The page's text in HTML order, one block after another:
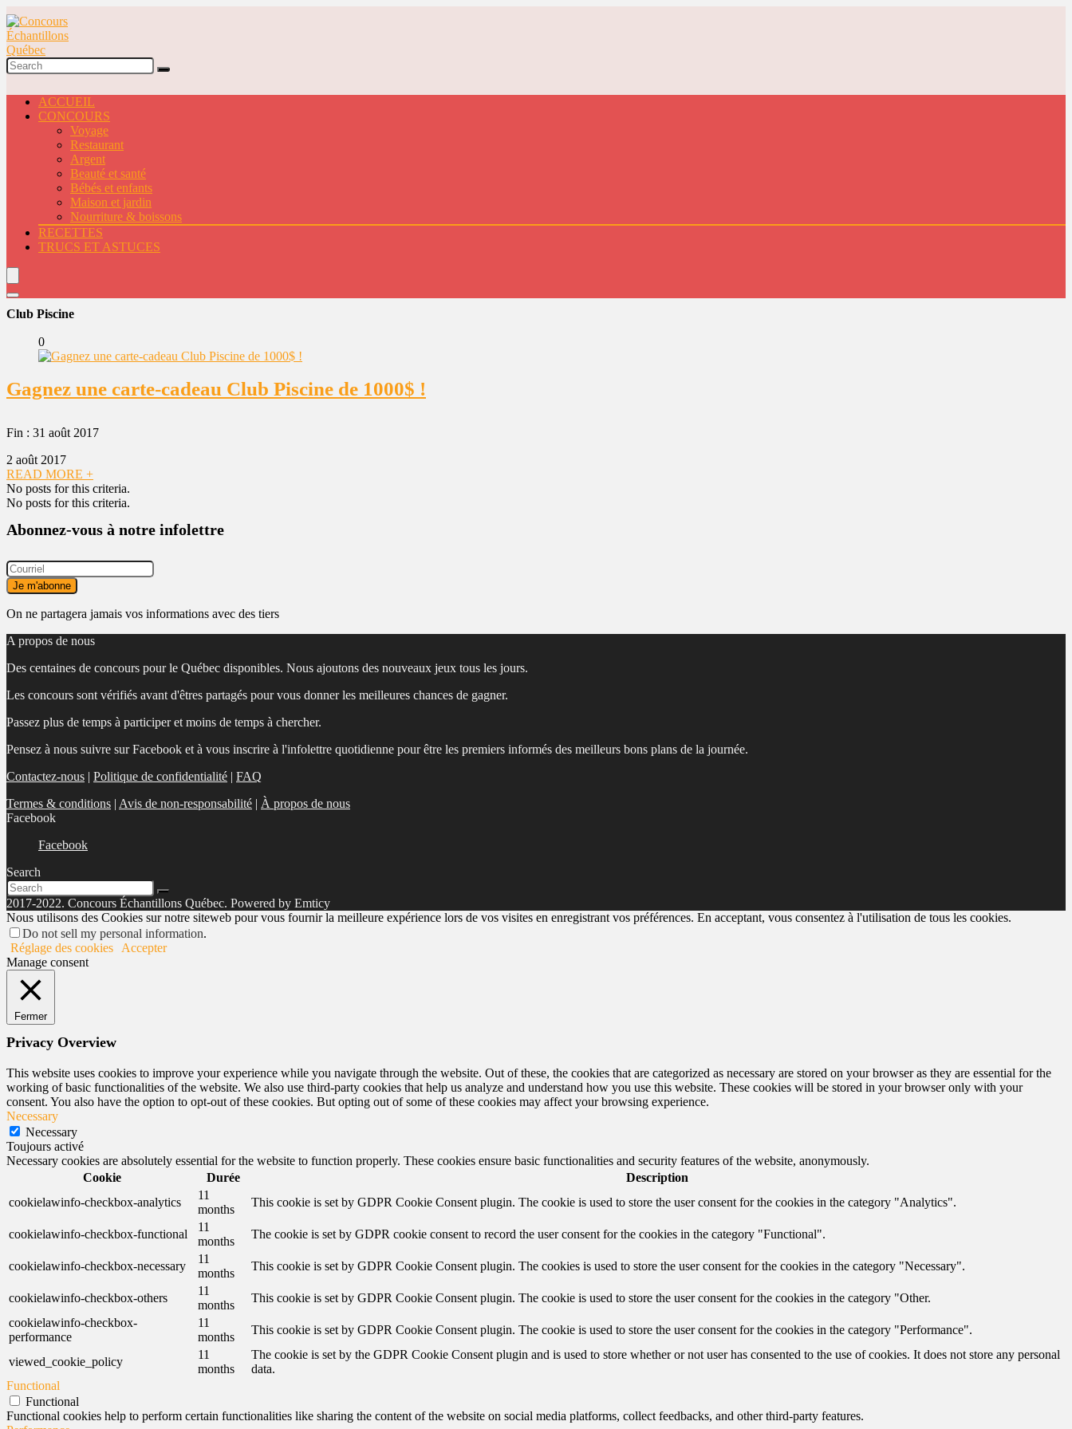
ACCUEIL
CONCOURS
Voyage
Restaurant
Argent
Beauté et santé
Bébés et enfants
Maison et jardin
Nourriture & boissons
RECETTES
TRUCS ET ASTUCES
Club Piscine
0
Gagnez une carte-cadeau Club Piscine de 1000$ !
Fin : 31 août 2017
2 août 2017
READ MORE +
No posts for this criteria.
No posts for this criteria.
Abonnez-vous à notre infolettre
On ne partagera jamais vos informations avec des tiers
A propos de nous
Des centaines de concours pour le Québec disponibles. Nous ajoutons des nouveaux jeux tous les jours.
Les concours sont vérifiés avant d'êtres partagés pour vous donner les meilleures chances de gagner.
Passez plus de temps à participer et moins de temps à chercher.
Pensez à nous suivre sur Facebook et à vous inscrire à l'infolettre quotidienne pour être les premiers informés des meilleurs bons plans de la journée.
Contactez-nous | Politique de confidentialité | FAQ
Termes & conditions | Avis de non-responsabilité | À propos de nous
Facebook
Facebook
Search
2017-2022. Concours Échantillons Québec. Powered by Emticy
Nous utilisons des Cookies sur notre siteweb pour vous fournir la meilleure expérience lors de vos visites en enregistrant vos préférences. En acceptant, vous consentez à l'utilisation de tous les cookies.
Do not sell my personal information.
Réglage des cookies
Accepter
Manage consent
Fermer
Privacy Overview
This website uses cookies to improve your experience while you navigate through the website. Out of these, the cookies that are categorized as necessary are stored on your browser as they are essential for the
working of basic functionalities of the website. We also use third-party cookies that help us analyze and understand how you use this website. These cookies will be stored in your browser only with your
consent. You also have the option to opt-out of these cookies. But opting out of some of these cookies may affect your browsing experience.
Necessary
Necessary
Toujours activé
Necessary cookies are absolutely essential for the website to function properly. These cookies ensure basic functionalities and security features of the website, anonymously.
Cookie
Durée
Description
cookielawinfo-checkbox-analytics
11
months
This cookie is set by GDPR Cookie Consent plugin. The cookie is used to store the user consent for the cookies in the category "Analytics".
cookielawinfo-checkbox-functional
11
months
The cookie is set by GDPR cookie consent to record the user consent for the cookies in the category "Functional".
cookielawinfo-checkbox-necessary
11
months
This cookie is set by GDPR Cookie Consent plugin. The cookies is used to store the user consent for the cookies in the category "Necessary".
cookielawinfo-checkbox-others
11
months
This cookie is set by GDPR Cookie Consent plugin. The cookie is used to store the user consent for the cookies in the category "Other.
cookielawinfo-checkbox-
performance
11
months
This cookie is set by GDPR Cookie Consent plugin. The cookie is used to store the user consent for the cookies in the category "Performance".
viewed_cookie_policy
11
months
The cookie is set by the GDPR Cookie Consent plugin and is used to store whether or not user has consented to the use of cookies. It does not store any personal
data.
Functional
Functional
Functional cookies help to perform certain functionalities like sharing the content of the website on social media platforms, collect feedbacks, and other third-party features.